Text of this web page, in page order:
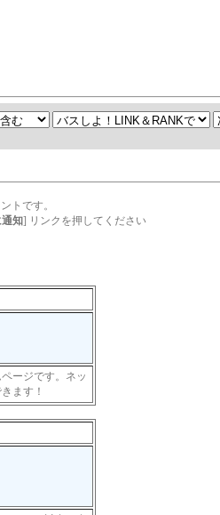
トです。
知] リンクを押してください
ージです。ネッ
ます！